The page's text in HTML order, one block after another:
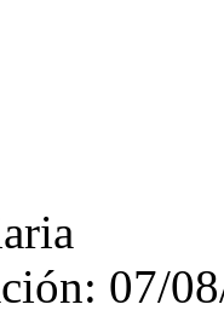
07/